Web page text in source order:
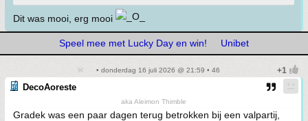
Dit was mooi, erg mooi
Speel mee met Lucky Day en win! Unibet
• donderdag 16 juli 2026 @ 21:59 • 46
DecoAoreste
aka Aleimon Thimble
Gradek was een paar dagen terug betrokken bij een valpartij,